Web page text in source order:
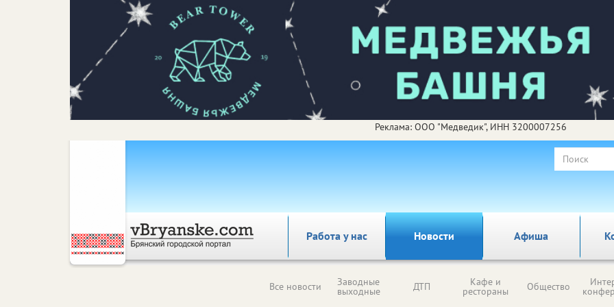
Реклама: ООО "Медведик", ИНН 3200007256
Работа у нас Новости Афиша
Все новости Заводные
выходные ДТП Кафе и
рестораны Общество